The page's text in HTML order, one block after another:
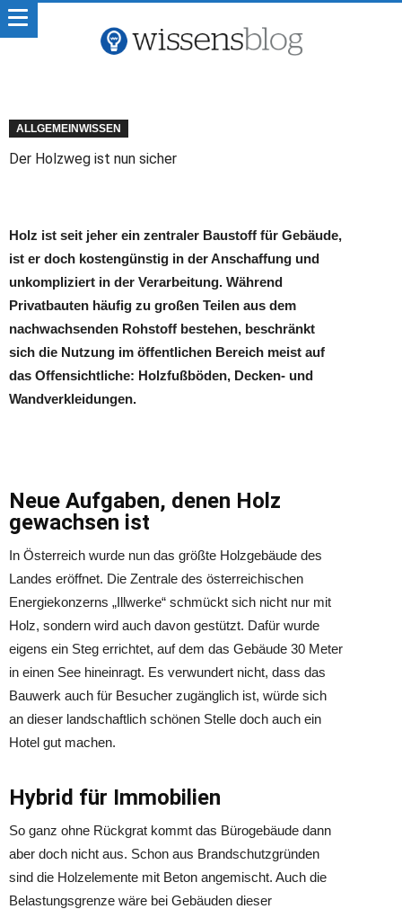
ALLGEMEINWISSEN
Der Holzweg ist nun sicher
Holz ist seit jeher ein zentraler Baustoff für Gebäude,
ist er doch kostengünstig in der Anschaffung und
unkompliziert in der Verarbeitung. Während
Privatbauten häufig zu großen Teilen aus dem
nachwachsenden Rohstoff bestehen, beschränkt
sich die Nutzung im öffentlichen Bereich meist auf
das Offensichtliche: Holzfußböden, Decken- und
Wandverkleidungen.
Neue Aufgaben, denen Holz
gewachsen ist
In Österreich wurde nun das größte Holzgebäude des
Landes eröffnet. Die Zentrale des österreichischen
Energiekonzerns „Illwerke“ schmückt sich nicht nur mit
Holz, sondern wird auch davon gestützt. Dafür wurde
eigens ein Steg errichtet, auf dem das Gebäude 30 Meter
in einen See hineinragt. Es verwundert nicht, dass das
Bauwerk auch für Besucher zugänglich ist, würde sich
an dieser landschaftlich schönen Stelle doch auch ein
Hotel gut machen.
Hybrid für Immobilien
So ganz ohne Rückgrat kommt das Bürogebäude dann
aber doch nicht aus. Schon aus Brandschutzgründen
sind die Holzelemente mit Beton angemischt. Auch die
Belastungsgrenze wäre bei Gebäuden dieser